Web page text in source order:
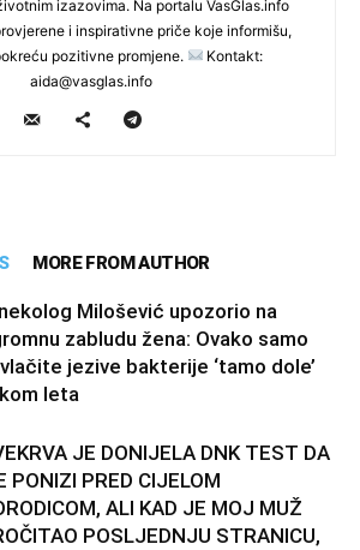
izazovima. Na portalu VasGlas.info
i inspirativne priče koje informišu,
pozitivne promjene.
Kontakt:
aida@vasglas.info
MORE FROM AUTHOR
Milošević upozorio na
zabludu žena: Ovako samo
jezive bakterije ‘tamo dole’
leta
JE DONIJELA DNK TEST DA
PONIZI PRED CIJELOM
ALI KAD JE MOJ MUŽ
POSLJEDNJU STRANICU,